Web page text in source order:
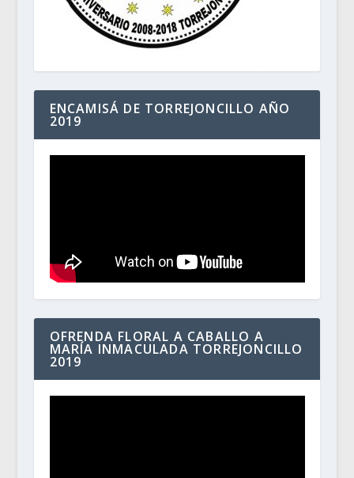
ENCAMISÁ DE TORREJONCILLO AÑO
2019
OFRENDA FLORAL A CABALLO A
MARÍA INMACULADA TORREJONCILLO
2019